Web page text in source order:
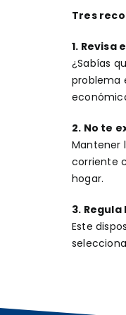
Tres
1.
¿Sabías
problema
2. No te
Mantener
corriente
hogar.
3.
Este